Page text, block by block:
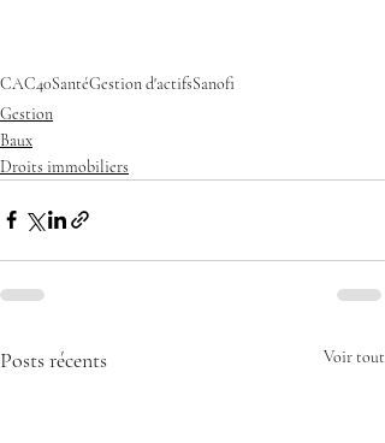
CAC40SantéGestion d'actifsSanofi
Gestion
Baux
Droits immobiliers
Posts récents Voir tout